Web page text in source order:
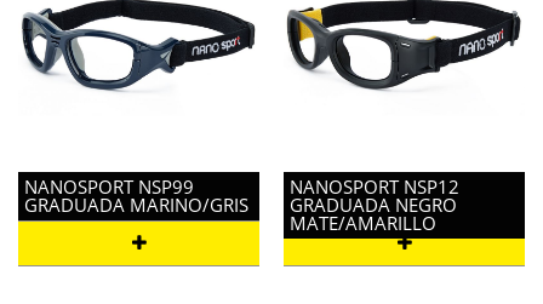
NANOSPORT NSP99
GRADUADA MARINO/GRIS
NANOSPORT NSP12
GRADUADA NEGRO
MATE/AMARILLO